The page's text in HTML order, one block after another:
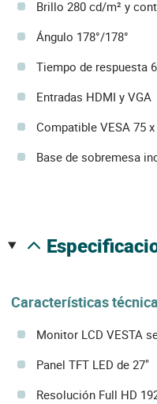
Brillo 280 cd/m² y
Ángulo 178°/178°
Tiempo de respuesta
Entradas HDMI y VGA
Compatible VESA 75
Base de sobremesa
Características
Monitor LCD VESTA
Panel TFT LED de 27"
Resolución Full HD